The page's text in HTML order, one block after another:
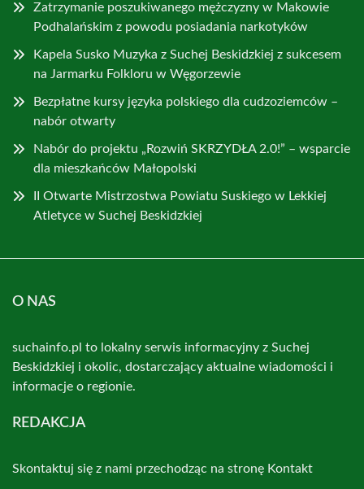
Zatrzymanie poszukiwanego mężczyzny w Makowie
Podhalańskim z powodu posiadania narkotyków
Kapela Susko Muzyka z Suchej Beskidzkiej z sukcesem
na Jarmarku Folkloru w Węgorzewie
Bezpłatne kursy języka polskiego dla cudzoziemców –
nabór otwarty
Nabór do projektu „Rozwiń SKRZYDŁA 2.0!” – wsparcie
dla mieszkańców Małopolski
II Otwarte Mistrzostwa Powiatu Suskiego w Lekkiej
Atletyce w Suchej Beskidzkiej
O NAS
suchainfo.pl to lokalny serwis informacyjny z Suchej
Beskidzkiej i okolic, dostarczający aktualne wiadomości i
informacje o regionie.
REDAKCJA
Skontaktuj się z nami przechodząc na stronę Kontakt